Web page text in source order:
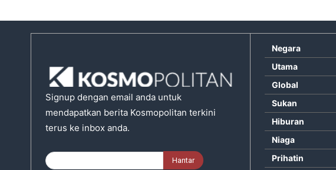
Signup dengan email anda untuk
mendapatkan berita Kosmopolitan terkini
terus ke inbox anda.
Negara
Utama
Global
Sukan
Hiburan
Niaga
Prihatin